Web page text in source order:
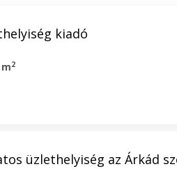
kiadó
2
üzlethelyiség az Árkád